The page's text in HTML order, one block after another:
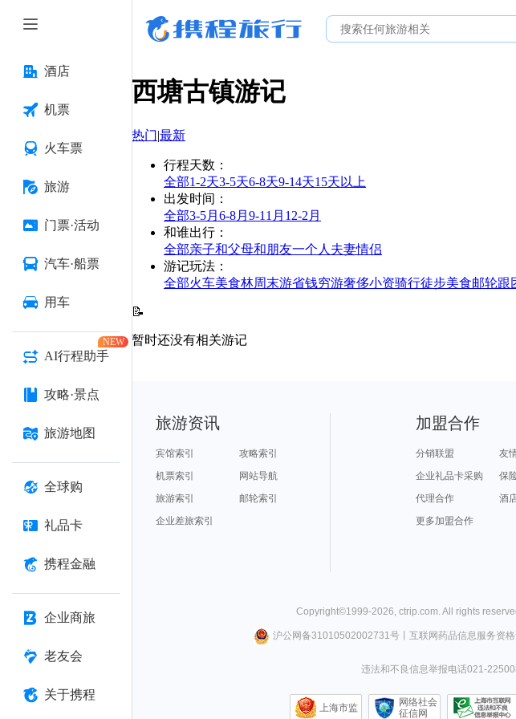
酒店
机票
火车票
旅游
门票·活动
汽车·船票
用车
AI行程助手
NEW
攻略·景点
旅游地图
全球购
礼品卡
携程金融
企业商旅
老友会
关于携程
西塘古镇游记
热门|最新
行程天数 ：
全部1-2天3-5天6-8天9-14天15天以上
出发时间 ：
全部3-5月 6-8月 9-11月 12-2月
和谁出行 ：
全部亲子和父母和朋友一个人 夫妻情侣
游记玩法 ：
全部火车美食林周末游省钱穷游奢侈小资骑行徒步美食邮轮跟
📝
暂时还没有相关游记
旅游资讯
宾馆索引
攻略索引
机票索引
网站导航
旅游索引
邮轮索引
企业差旅索引
加盟合作
分销联盟
友
企业礼品卡采购
保
代理合作
酒
更多加盟合作
Copyright©1999-2026, ctrip.com. All rights
沪公网备31010502002731号丨 互联网药品信息服务资
违法和不良信息举报电话021-
上海市监
网络社会
征信网